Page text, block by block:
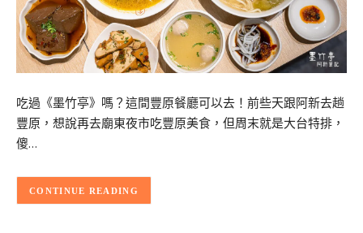
吃過《墨竹亭》嗎？這間豐原餐廳可以去！前些天跟阿新去趟
豐原，想說再去廟東夜市吃豐原美食，但周末就是大台特排，
傻…
CONTINUE READING